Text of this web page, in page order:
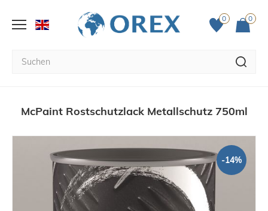
0 0
McPaint Rostschutzlack Metallschutz 750ml
-14%